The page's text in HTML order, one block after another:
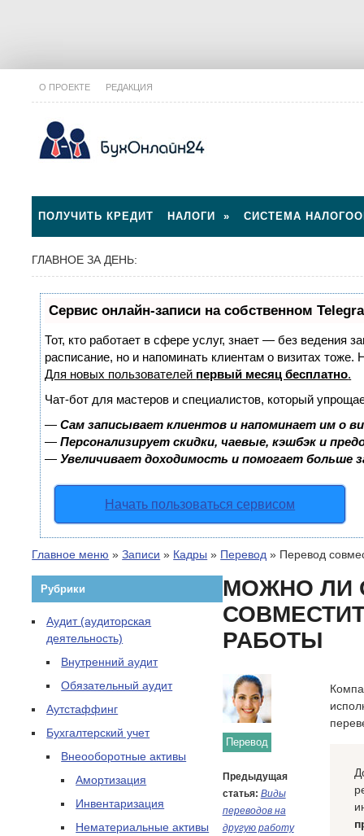
О ПРОЕКТЕ РЕДАКЦИЯ
ПОЛУЧИТЬ КРЕДИТ НАЛОГИ » СИСТЕМА
ГЛАВНОЕ ЗА ДЕНЬ:
Сервис онлайн-записи на собственном
Тот, кто работает в сфере услуг, знает — без ведения
расписание, но и напоминать клиентам о визитах
Для новых пользователей первый месяц бесплатно.
Чат-бот для мастеров и специалистов, который
—Сам записывает клиентов и напоминает им о
—Персонализирует скидки, чаевые, кэшбэк и
—Увеличивает доходимость и помогает больше
Начать пользоваться сервисом
Главное меню »Записи » Кадры » Перевод » Перевод
Рубрики
Аудит (аудиторская
деятельность)
Внутренний аудит
Обязательный аудит
Аутстаффинг
Бухгалтерский учет
Внеооборотные активы
Амортизация
Инвентаризация
Нематериальные активы
МОЖНО ЛИ
РАБОТЫ
Перевод
Предыдущая
статья: Виды
переводов на
другую работу